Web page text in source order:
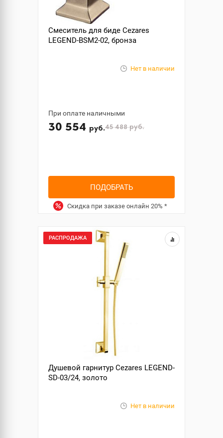
Смеситель для биде Cezares
LEGEND-BSM2-02, бронза
Нет в наличии
При оплате наличными
30 554 руб.45 488руб.
ПОДОБРАТЬ
Скидка при заказе онлайн 20% *
РАСПРОДАЖА
Душевой гарнитур Cezares LEGEND-
SD-03/24, золото
Нет в наличии